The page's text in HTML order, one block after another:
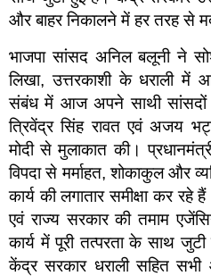
और बाहर निकालने में हर तरह से
भाजपा सांसद अनिल बलूनी ने
लिखा, उत्तरकाशी के धराली
संबंध में आज अपने साथी सांसदों
त्रिवेंद्र सिंह रावत एवं अजय
मोदी से मुलाकात की।
विपदा से मर्माहत, शोकाकुल और
कार्य की लगातार समीक्षा कर
एवं राज्य सरकार की तमाम
कार्य में पूरी तत्परता के साथ
केंद्र सरकार धराली सहित सभी